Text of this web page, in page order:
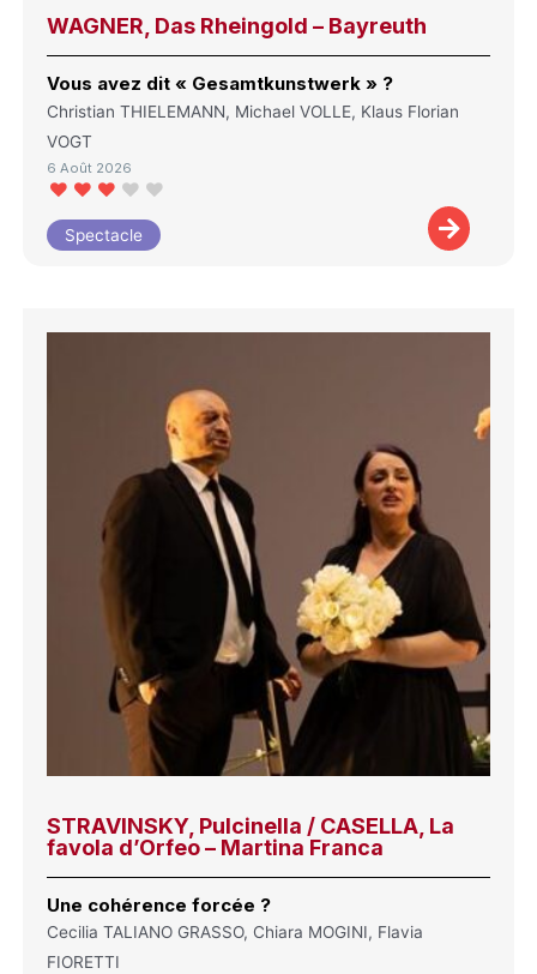
WAGNER, Das Rheingold – Bayreuth
Vous avez dit « Gesamtkunstwerk » ?
Christian THIELEMANN, Michael VOLLE, Klaus Florian
VOGT
6 Août 2026
Spectacle
STRAVINSKY, Pulcinella / CASELLA, La
favola d’Orfeo – Martina Franca
Une cohérence forcée ?
Cecilia TALIANO GRASSO, Chiara MOGINI, Flavia
FIORETTI